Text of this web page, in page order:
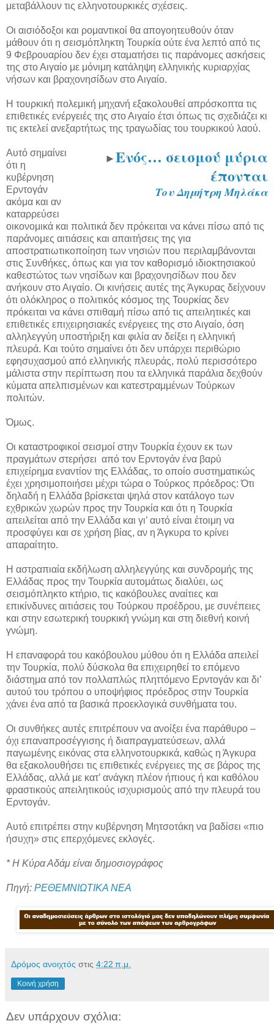
μεταβάλλουν τις ελληνοτουρκικές σχέσεις.
Οι αισιόδοξοι και ρομαντικοί θα απογοητευθούν όταν
μάθουν ότι η σεισμόπληκτη Τουρκία ούτε ένα λεπτό από τις
9 Φεβρουαρίου δεν έχει σταματήσει τις παράνομες ασκήσεις
της στο Αιγαίο με μόνιμη κατάληψη ελληνικής κυριαρχίας
νήσων και βραχονησίδων στο Αιγαίο.
Η τουρκική πολεμική μηχανή εξακολουθεί απρόσκοπτα τις
επιθετικές ενέργειές της στο Αιγαίο έτσι όπως τις σχεδιάζει κι
τις εκτελεί ανεξαρτήτως της τραγωδίας του τουρκικού λαού.
►Ενός… σεισμού μύρια
έπονται
Του Δημήτρη Μηλάκα
Αυτό σημαίνει
ότι η
κυβέρνηση
Ερντογάν
ακόμα και αν
καταρρεύσει
οικονομικά και πολιτικά δεν πρόκειται να κάνει πίσω από τις
παράνομες αιτιάσεις και απαιτήσεις της για
αποστρατιωτικοποίηση των νησιών που περιλαμβάνονται
στις Συνθήκες, όπως και για τον καθορισμό ιδιοκτησιακού
καθεστώτος των νησίδων και βραχονησίδων που δεν
ανήκουν στο Αιγαίο. Οι κινήσεις αυτές της Άγκυρας δείχνουν
ότι ολόκληρος ο πολιτικός κόσμος της Τουρκίας δεν
πρόκειται να κάνει σπιθαμή πίσω από τις απειλητικές και
επιθετικές επιχειρησιακές ενέργειες της στο Αιγαίο, όση
αλληλεγγύη υποστήριξη και φιλία αν δείξει η ελληνική
πλευρά. Και τούτο σημαίνει ότι δεν υπάρχει περιθώριο
εφησυχασμού από ελληνικής πλευράς, πολύ περισσότερο
μάλιστα στην περίπτωση που τα ελληνικά παράλια δεχθούν
κύματα απελπισμένων και κατεστραμμένων Τούρκων
πολιτών.
Όμως.
Οι καταστροφικοί σεισμοί στην Τουρκία έχουν εκ των
πραγμάτων στερήσει από τον Ερντογάν ένα βαρύ
επιχείρημα εναντίον της Ελλάδας, το οποίο συστηματικώς
έχει χρησιμοποιήσει μέχρι τώρα ο Τούρκος πρόεδρος: Ότι
δηλαδή η Ελλάδα βρίσκεται ψηλά στον κατάλογο των
εχθρικών χωρών προς την Τουρκία και ότι η Τουρκία
απειλείται από την Ελλάδα και γι’ αυτό είναι έτοιμη να
προσφύγει και σε χρήση βίας, αν η Άγκυρα το κρίνει
απαραίτητο.
Η αστραπιαία εκδήλωση αλληλεγγύης και συνδρομής της
Ελλάδας προς την Τουρκία αυτομάτως διαλύει, ως
σεισμόπληκτο κτήριο, τις κακόβουλες αναίτιες και
επικίνδυνες αιτιάσεις του Τούρκου προέδρου, με συνέπειες
και στην εσωτερική τουρκική γνώμη και στη διεθνή κοινή
γνώμη.
Η επαναφορά του κακόβουλου μύθου ότι η Ελλάδα απειλεί
την Τουρκία, πολύ δύσκολα θα επιχειρηθεί το επόμενο
διάστημα από τον πολλαπλώς πληττόμενο Ερντογάν και δι’
αυτού του τρόπου ο υποψήφιος πρόεδρος στην Τουρκία
χάνει ένα από τα βασικά προεκλογικά συνθήματα του.
Οι συνθήκες αυτές επιτρέπουν να ανοίξει ένα παράθυρο –
όχι επαναπροσέγγισης ή διαπραγματεύσεων, αλλά
παγωμένης εικόνας στα ελληνοτουρκικά, καθώς η Άγκυρα
θα εξακολουθήσει τις επιθετικές ενέργειες της σε βάρος της
Ελλάδας, αλλά με κατ’ ανάγκη πλέον ήπιους ή και καθόλου
φραστικούς απειλητικούς ισχυρισμούς από την πλευρά του
Ερντογάν.
Αυτό επιτρέπει στην κυβέρνηση Μητσοτάκη να βαδίσει «πιο
ήσυχη» στις επερχόμενες εκλογές.
* Η Κύρα Αδάμ είναι δημοσιογράφος
Πηγή: ΡΕΘΕΜΝΙΩΤΙΚΑ ΝΕΑ
Δρόμος ανοιχτός στις 4:22 π.μ.
Κοινή χρήση
Δεν υπάρχουν σχόλια: